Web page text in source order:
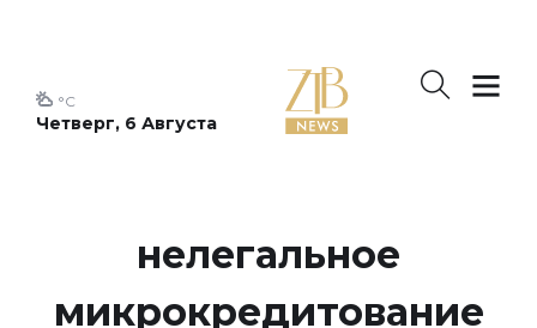
Четверг, 6 Августа
°C
нелегальное
микрокредитование